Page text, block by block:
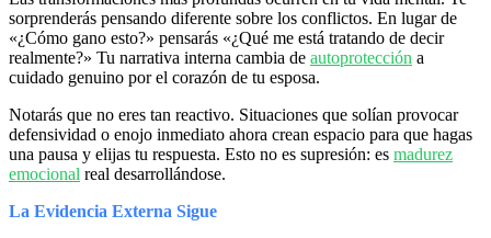
sorprenderás pensando diferente sobre los conflictos. En lugar de
«¿Cómo gano esto?» pensarás «¿Qué me está tratando de decir
realmente?» Tu narrativa interna cambia de autoprotección a
cuidado genuino por el corazón de tu esposa.
Notarás que no eres tan reactivo. Situaciones que solían provocar
defensividad o enojo inmediato ahora crean espacio para que hagas
una pausa y elijas tu respuesta. Esto no es supresión: es madurez
emocional real desarrollándose.
La Evidencia Externa Sigue